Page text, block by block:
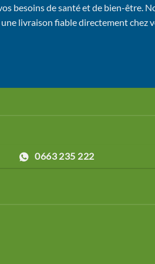
besoins de santé et de bien-être.
une livraison fiable directement chez
0663 235 222